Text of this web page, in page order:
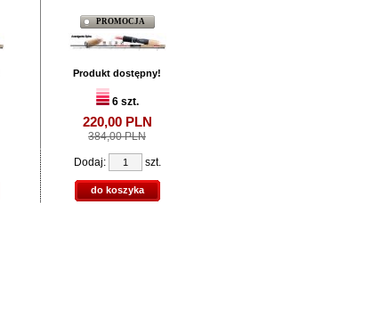
PROMOCJA
Produkt dostępny!
6 szt.
220,00PLN
384,00 PLN
Dodaj: szt.
do koszyka